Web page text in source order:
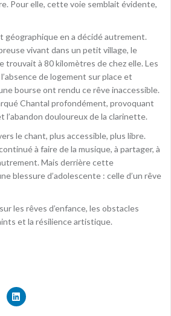
Pour elle, cette voie semblait évidente,
géographique en a décidé autrement.
vivant dans un petit village, le
trouvait à 80 kilomètres de chez elle. Les
de logement sur place et
bourse ont rendu ce rêve inaccessible.
Chantal profondément, provoquant
l’abandon douloureux de la clarinette.
le chant, plus accessible, plus libre.
à faire de la musique, à partager, à
Mais derrière cette
blessure d’adolescente : celle d’un rêve
les rêves d’enfance, les obstacles
et la résilience artistique.